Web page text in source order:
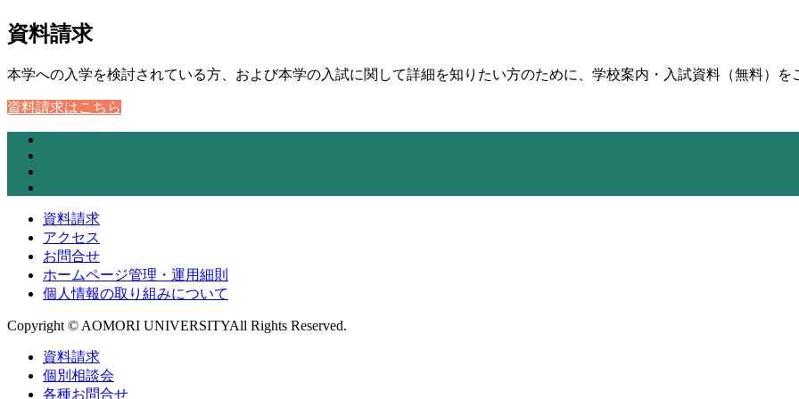
資料請求
本学への入学を検討されている方、および本学の入試に関して詳細を知りたい方のために、学校案内・入試資料（無料）を
資料請求はこちら
資料請求
アクセス
お問合せ
ホームページ管理・運用細則
個人情報の取り組みについて
Copyright © AOMORI UNIVERSITYAll Rights Reserved.
資料請求
個別相談会
各種お問合せ